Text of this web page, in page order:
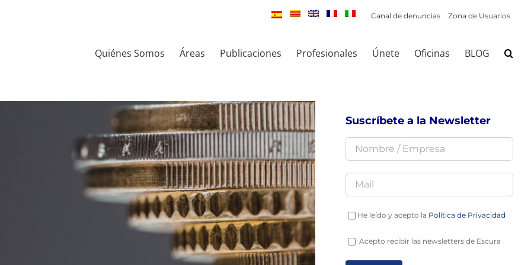
Canal de denuncias Zona de Usuarios
Quiénes Somos Áreas Publicaciones Profesionales Únete Oficinas BLOG
Suscríbete a la Newsletter
He leído y acepto la Política de Privacidad
Acepto recibir las newsletters de Escura